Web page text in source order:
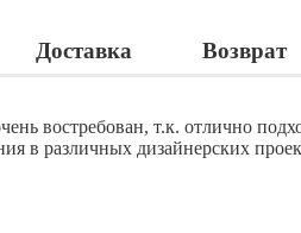
Доставка Возврат
востребован, т.к. отлично
в различных дизайнерских